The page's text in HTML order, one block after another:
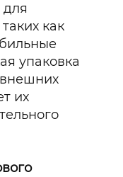
для
как
упаковка
их